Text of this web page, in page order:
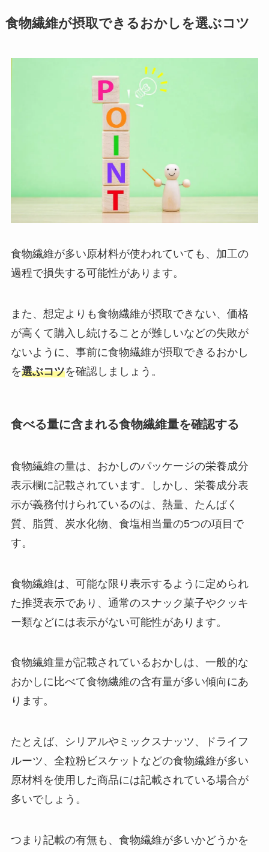
食物繊維が摂取できるおかしを選ぶコツ
食物繊維が多い原材料が使われていても、加工の
過程で損失する可能性があります。
また、想定よりも食物繊維が摂取できない、価格
が高くて購入し続けることが難しいなどの失敗が
ないように、事前に食物繊維が摂取できるおかし
を選ぶコツを確認しましょう。
食べる量に含まれる食物繊維量を確認する
食物繊維の量は、おかしのパッケージの栄養成分
表示欄に記載されています。しかし、栄養成分表
示が義務付けられているのは、熱量、たんぱく
質、脂質、炭水化物、食塩相当量の5つの項目で
す。
食物繊維は、可能な限り表示するように定められ
た推奨表示であり、通常のスナック菓子やクッキ
ー類などには表示がない可能性があります。
食物繊維量が記載されているおかしは、一般的な
おかしに比べて食物繊維の含有量が多い傾向にあ
ります。
たとえば、シリアルやミックスナッツ、ドライフ
ルーツ、全粒粉ビスケットなどの食物繊維が多い
原材料を使用した商品には記載されている場合が
多いでしょう。
つまり記載の有無も、食物繊維が多いかどうかを